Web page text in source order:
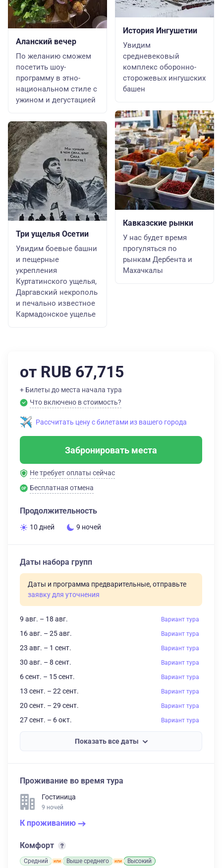
Аланский вечер
По желанию сможем
посетить шоу-
программу в этно-
национальном стиле с
ужином и дегустацией
Три ущелья Осетии
Увидим боевые башни
и пещерные
укрепления
Куртатинского ущелья,
Даргавский некрополь
и печально известное
Кармадонское ущелье
История Ингушетии
Увидим
средневековый
комплекс оборонно-
сторожевых ингушских
башен
Кавказские рынки
У нас будет время
прогуляться по
рынкам Дербента и
Махачкалы
от RUB 67,715
+ Билеты до места начала тура
Что включено в стоимость?
Рассчитать цену с билетами из вашего города
Забронировать места
Не требует оплаты сейчас
Бесплатная отмена
Продолжительность
10 дней 9 ночей
Даты набора групп
Даты и программа предварительные, отправьте
заявку для уточнения
9 авг. – 18 авг. Вариант тура
16 авг. – 25 авг. Вариант тура
23 авг. – 1 сент. Вариант тура
30 авг. – 8 сент. Вариант тура
6 сент. – 15 сент. Вариант тура
13 сент. – 22 сент. Вариант тура
20 сент. – 29 сент. Вариант тура
27 сент. – 6 окт. Вариант тура
Показать все даты
Проживание во время тура
Гостиница
9 ночей
К проживанию
Комфорт
Средний Выше среднего Высокий